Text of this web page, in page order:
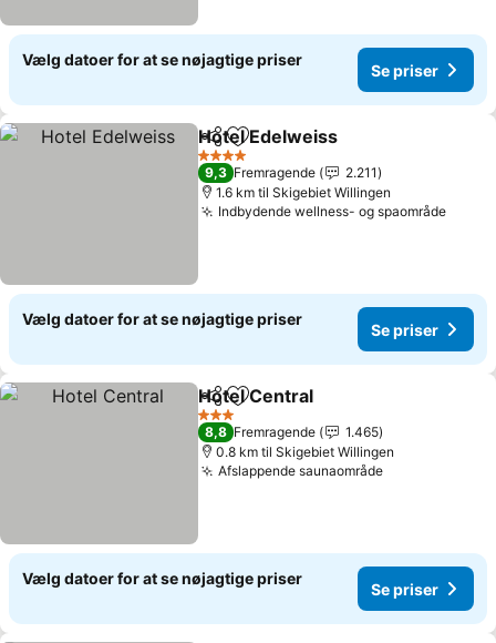
Vælg datoer for at se nøjagtige priser
Se priser
Del Føj til favoritter
Hotel Edelweiss
4 Stjerner
9,3 Fremragende
2.211
1.6 km til Skigebiet Willingen
Indbydende wellness- og spaområde
Vælg datoer for at se nøjagtige priser
Se priser
Del Føj til favoritter
Hotel Central
3 Stjerner
8,8 Fremragende
1.465
0.8 km til Skigebiet Willingen
Afslappende saunaområde
Vælg datoer for at se nøjagtige priser
Se priser